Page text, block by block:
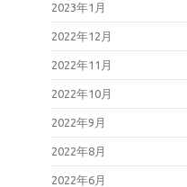
2023年1月
2022年12月
2022年11月
2022年10月
2022年9月
2022年8月
2022年6月